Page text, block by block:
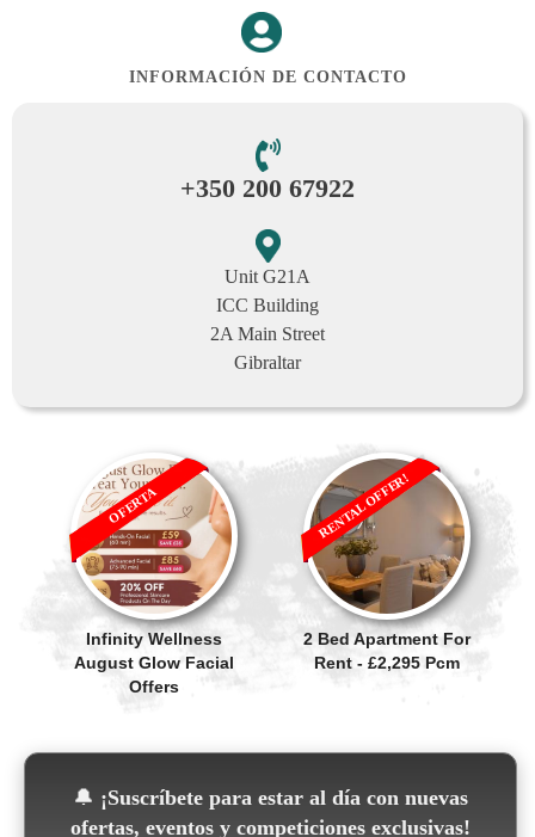
INFORMACIÓN DE CONTACTO
+350 200 67922
Unit G21A
ICC Building
2A Main Street
Gibraltar
Infinity Wellness
August Glow Facial
Offers
OFERTA
2 Bed Apartment For
Rent - £2,295 Pcm
RENTAL OFFER!
🔔 ¡Suscríbete para estar al día con nuevas
ofertas, eventos y competiciones exclusivas!